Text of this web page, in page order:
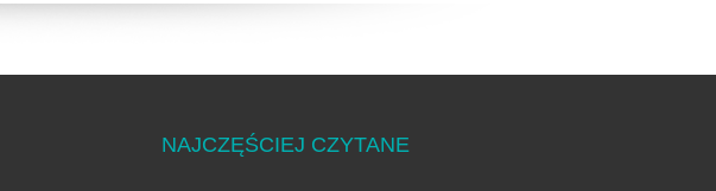
NAJCZĘŚCIEJ CZYTANE